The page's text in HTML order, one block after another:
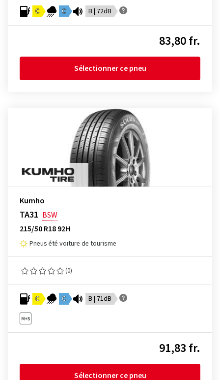
C C B | 72dB
83,80 fr.
Sélectionner ce pneu
Kumho
TA31 BSW
215/50 R18 92H
Pneus été voiture de tourisme
(0)
C C B | 71dB
91,83 fr.
Sélectionner ce pneu